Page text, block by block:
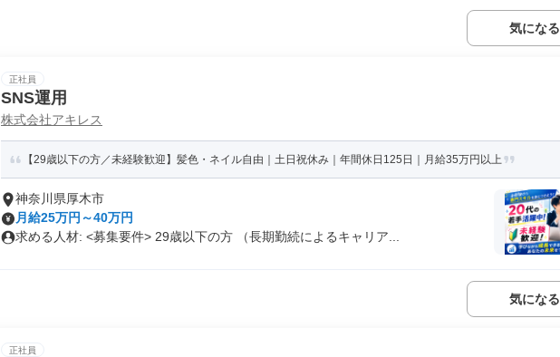
気になる
正社員
SNS運用
株式会社アキレス
【29歳以下の方／未経験歓迎】髪色・ネイル自由｜土日祝休み｜年間休日125日｜月給35万円以上
神奈川県厚木市
月給25万円～40万円
求める人材: <募集要件> 29歳以下の方 （長期勤続によるキャリア...
気になる
正社員